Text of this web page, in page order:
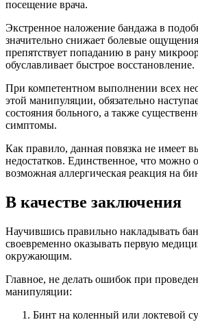
посещение врача.
Экстренное наложение бандажа в
значительно снижает болевые
препятствует попаданию в рану
обуславливает быстрое восстановление.
При компетентном выполнении всех
этой манипуляции, обязательно
состояния больного, а также
симптомы.
Как правило, данная повязка не имеет
недостатков. Единственное, что можно
возможная аллергическая реакция на
В качестве заключения
Научившись правильно накладывать
своевременно оказывать первую
окружающим.
Главное, не делать ошибок при
манипуляции:
Бинт на коленный или локтевой